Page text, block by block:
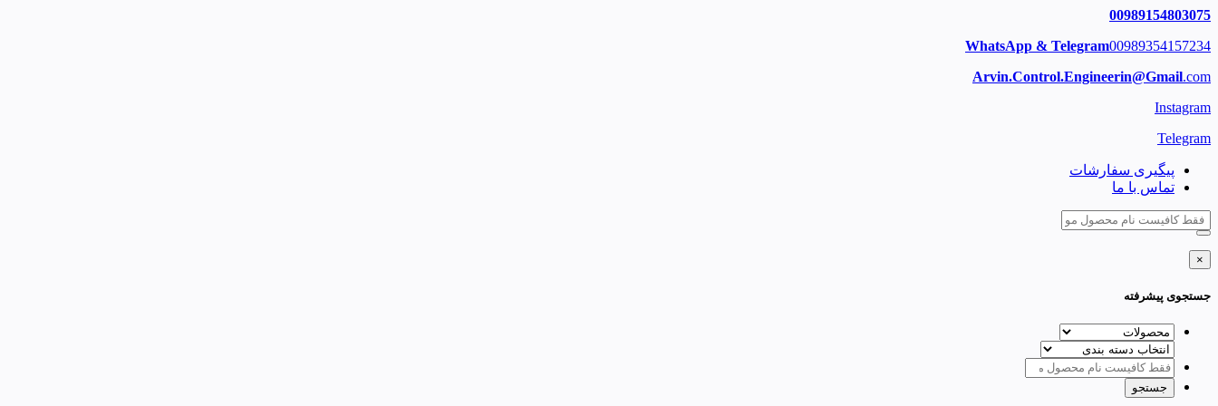
00989154803075
WhatsApp & Telegram00989354157234
Arvin.Control.Engineerin@Gmail.com
Instagram
Telegram
پیگیری سفارشات
تماس با ما
×
جستجوی پیشرفته